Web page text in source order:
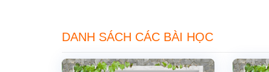
DANH SÁCH CÁC BÀI HỌC